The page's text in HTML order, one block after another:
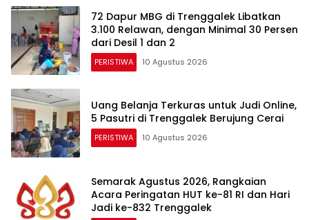
72 Dapur MBG di Trenggalek Libatkan
3.100 Relawan, dengan Minimal 30 Persen
dari Desil 1 dan 2
PERISTIWA 10 Agustus 2026
Uang Belanja Terkuras untuk Judi Online,
5 Pasutri di Trenggalek Berujung Cerai
PERISTIWA 10 Agustus 2026
Semarak Agustus 2026, Rangkaian
Acara Peringatan HUT ke-81 RI dan Hari
Jadi ke-832 Trenggalek